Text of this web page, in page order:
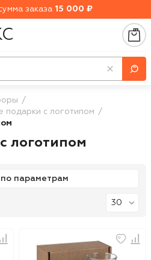
заказа 15 000 ₽
с логотипом
логотипом
параметрам